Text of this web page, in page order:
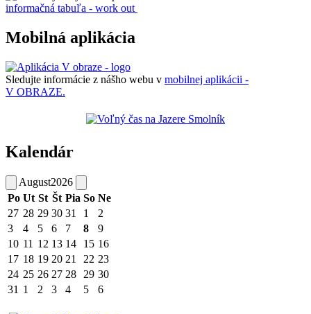
informačná tabuľa - work out
Mobilná aplikácia
Sledujte informácie z nášho webu v mobilnej aplikácii -
V OBRAZE.
Kalendár
August2026
Po Ut St Št Pia So Ne
27 28 29 30 31 1
2
3
4 5 6 7 8
9
10 11 12 13 14 15 16
17 18 19 20 21 22 23
24 25 26 27 28 29 30
31 1 2 3 4 5 6